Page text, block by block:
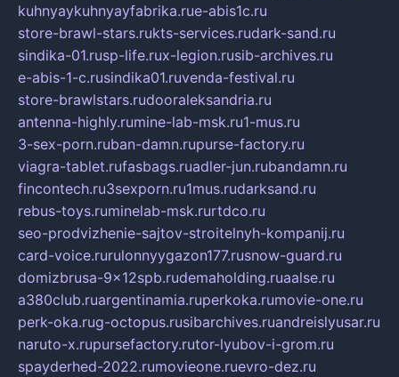
kuhnyaykuhnyayfabrika.rue-abis1c.ru
store-brawl-stars.rukts-services.rudark-sand.ru
sindika-01.rusp-life.rux-legion.rusib-archives.ru
e-abis-1-c.rusindika01.ruvenda-festival.ru
store-brawlstars.rudooraleksandria.ru
antenna-highly.rumine-lab-msk.ru1-mus.ru
3-sex-porn.ruban-damn.rupurse-factory.ru
viagra-tablet.rufasbags.ruadler-jun.rubandamn.ru
fincontech.ru3sexporn.ru1mus.rudarksand.ru
rebus-toys.ruminelab-msk.rurtdco.ru
seo-prodvizhenie-sajtov-stroitelnyh-kompanij.ru
card-voice.rurulonnyygazon177.rusnow-guard.ru
domizbrusa-9x12spb.rudemaholding.ruaalse.ru
a380club.ruargentinamia.ruperkoka.rumovie-one.ru
perk-oka.rug-octopus.rusibarchives.ruandreislyusar.ru
naruto-x.rupursefactory.rutor-lyubov-i-grom.ru
spayderhed-2022.rumovieone.ruevro-dez.ru